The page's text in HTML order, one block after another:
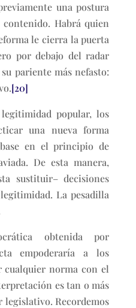
una postura
contenido. Habrá quien
le cierra la puerta
por debajo del radar
pariente más nefasto:
[20]
popular, los
una nueva forma
en el principio de
De esta manera,
sustituir– decisiones
La pesadilla
obtenida por
empoderaría a los
norma con el
es tan o más
legislativo. Recordemos